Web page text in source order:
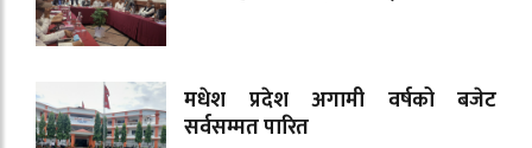
मधेश प्रदेश अगामी वर्षको बजेट
सर्वसम्मत पारित